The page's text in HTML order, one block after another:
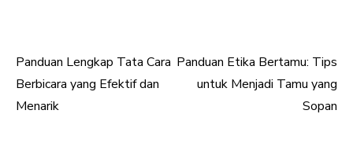
Post
navigation
Panduan Lengkap Tata Cara
Berbicara yang Efektif dan
Menarik
Panduan Etika Bertamu: Tips
untuk Menjadi Tamu yang
Sopan